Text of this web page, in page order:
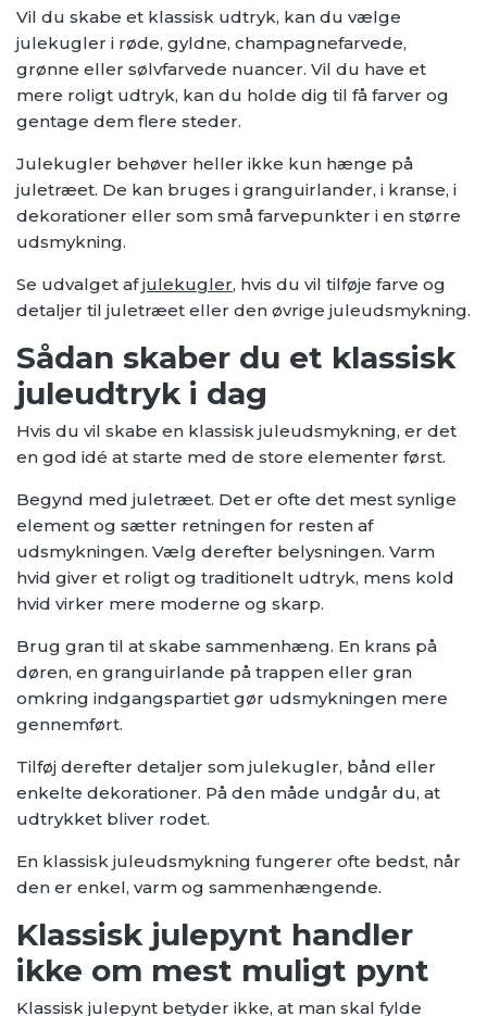
Vil du skabe et klassisk udtryk, kan du vælge
julekugler i røde, gyldne, champagnefarvede,
grønne eller sølvfarvede nuancer. Vil du have et
mere roligt udtryk, kan du holde dig til få farver og
gentage dem flere steder.
Julekugler behøver heller ikke kun hænge på
juletræet. De kan bruges i granguirlander, i kranse, i
dekorationer eller som små farvepunkter i en større
udsmykning.
Se udvalget afjulekugler, hvis du vil tilføje farve og
detaljer til juletræet eller den øvrige juleudsmykning.
Sådan skaber du et klassisk
juleudtryk i dag
Hvis du vil skabe en klassisk juleudsmykning, er det
en god idé at starte med de store elementer først.
Begynd med juletræet. Det er ofte det mest synlige
element og sætter retningen for resten af
udsmykningen. Vælg derefter belysningen. Varm
hvid giver et roligt og traditionelt udtryk, mens kold
hvid virker mere moderne og skarp.
Brug gran til at skabe sammenhæng. En krans på
døren, en granguirlande på trappen eller gran
omkring indgangspartiet gør udsmykningen mere
gennemført.
Tilføj derefter detaljer som julekugler, bånd eller
enkelte dekorationer. På den måde undgår du, at
udtrykket bliver rodet.
En klassisk juleudsmykning fungerer ofte bedst, når
den er enkel, varm og sammenhængende.
Klassisk julepynt handler
ikke om mest muligt pynt
Klassisk julepynt betyder ikke, at man skal fylde